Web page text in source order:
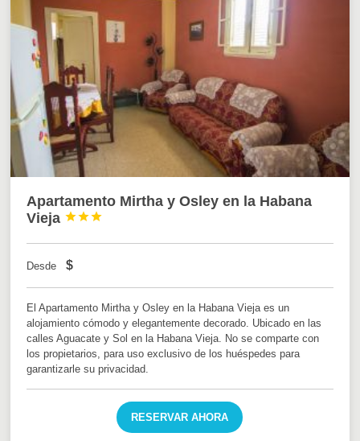
Apartamento Mirtha y Osley en la Habana
Vieja



Desde $
El Apartamento Mirtha y Osley en la Habana Vieja es un
alojamiento cómodo y elegantemente decorado. Ubicado en las
calles Aguacate y Sol en la Habana Vieja. No se comparte con
los propietarios, para uso exclusivo de los huéspedes para
garantizarle su privacidad.
RESERVAR AHORA